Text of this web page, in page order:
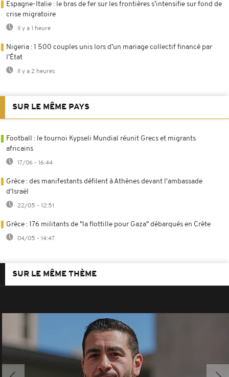
Espagne-Italie : le bras de fer sur les frontières s’intensifie sur fond de
crise migratoire
Il y a 1 heure
Nigeria : 1 500 couples unis lors d’un mariage collectif financé par
l’État
Il y a 2 heures
SUR LE MÊME PAYS
Football : le tournoi Kypseli Mundial réunit Grecs et migrants
africains
17/06 - 16:44
Grèce : des manifestants défilent à Athènes devant l'ambassade
d'Israël
22/05 - 12:51
Grèce : 176 militants de "la flottille pour Gaza" débarqués en Crète
04/05 - 14:47
SUR LE MÊME THÈME